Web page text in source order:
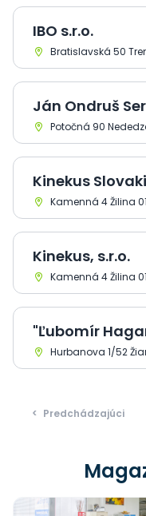
IBO s.r.o.
Bratislavská 50
Ján Ondruš
Potočná 90
Kinekus
Kamenná 4 Žilina
Kinekus, s.r.o.
Kamenná 4 Žilina
"Ľubomír
Hurbanova 1/52
< Predchádzajúci